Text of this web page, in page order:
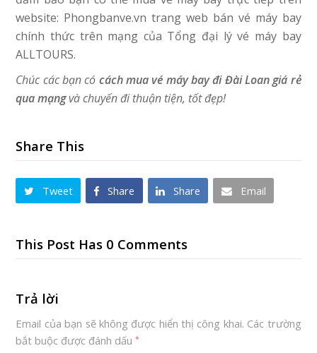
website: Phongbanve.vn trang web bán vé máy bay
chính thức trên mạng của Tổng đại lý vé máy bay
ALLTOURS.
Chúc các bạn có cách mua vé máy bay đi Đài Loan giá rẻ
qua mạngvà chuyến đi thuận tiện, tốt đẹp!
Share This
Tweet Share Share Email
This Post Has 0 Comments
Trả lời
Email của bạn sẽ không được hiển thị công khai. Các trường
bắt buộc được đánh dấu*